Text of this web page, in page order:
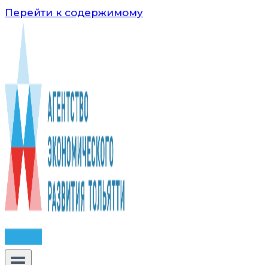
Перейти к содержимому